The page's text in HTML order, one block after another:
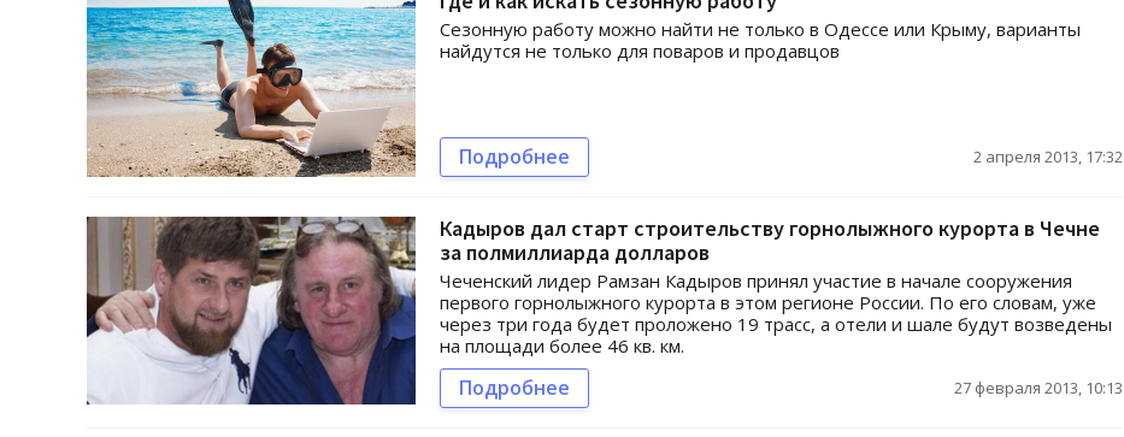
Сезонную работу можно найти не только в Одессе или Крыму, варианты
найдутся не только для поваров и продавцов
Подробнее 2 апреля 2013, 17:32
Кадыров дал старт строительству горнолыжного курорта в Чечне
за полмиллиарда долларов
Чеченский лидер Рамзан Кадыров принял участие в начале сооружения
первого горнолыжного курорта в этом регионе России. По его словам, уже
через три года будет проложено 19 трасс, а отели и шале будут возведены
на площади более 46 кв. км.
Подробнее 27 февраля 2013, 10:13